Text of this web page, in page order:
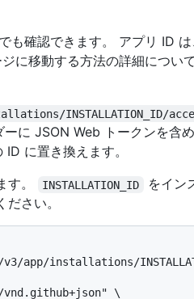
も確認できます。 アプリ ID
に移動する方法の詳細につい
INSTALLATION_ID/
ーに JSON Web トークンを含
に置き換えます。
す。
INSTALLATION_ID をイン
さい。
app/installations/
\